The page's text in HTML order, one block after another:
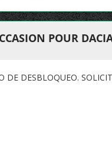
POUR
DE DESBLOQUEO.